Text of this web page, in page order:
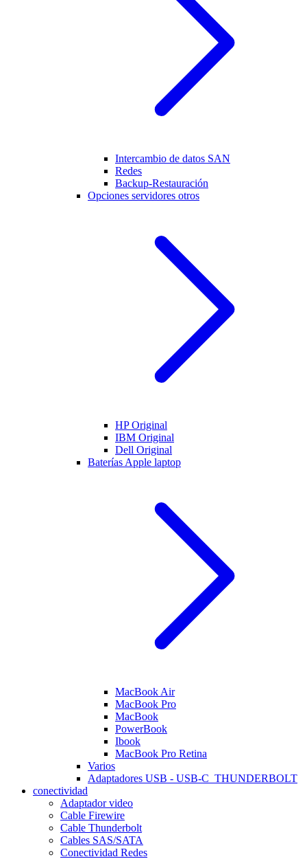
Intercambio de datos SAN
Redes
Backup-Restauración
Opciones servidores otros
HP Original
IBM Original
Dell Original
Baterías Apple laptop
MacBook Air
MacBook Pro
MacBook
PowerBook
Ibook
MacBook Pro Retina
Varios
Adaptadores USB - USB-C_THUNDERBOLT
conectividad
Adaptador video
Cable Firewire
Cable Thunderbolt
Cables SAS/SATA
Conectividad Redes